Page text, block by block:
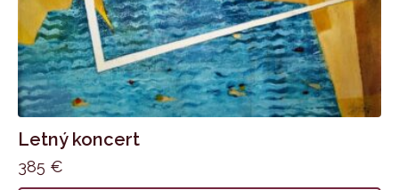
Letný koncert
385 €